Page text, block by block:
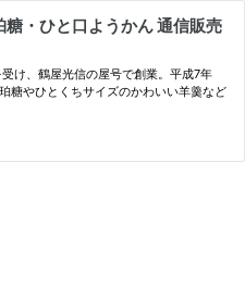
・ひと口ようかん 通信販売
け、鶴屋光信の屋号で創業。平成7年
糖やひとくちサイズのかわいい羊羹など